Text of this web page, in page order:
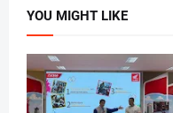
YOU MIGHT LIKE